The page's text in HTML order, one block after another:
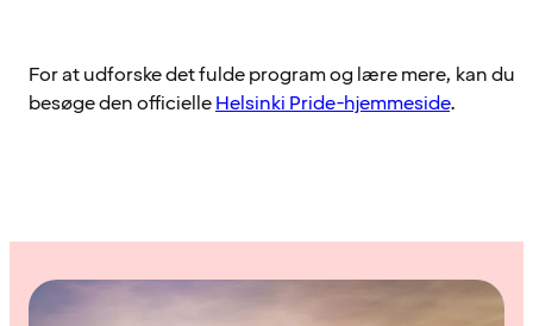
For at udforske det fulde program og lære mere, kan du
besøge den officielleHelsinki Pride-hjemmeside.